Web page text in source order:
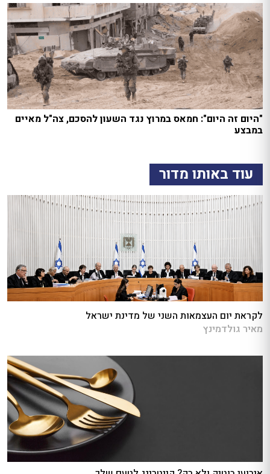
"היום זה היום": חמאס במרוץ נגד השעון להסכם, צה"ל מאיים
במבצע
עוד באותו מדור
לקראת יום העצמאות השני של מדינת ישראל
מאיר גולדמינץ